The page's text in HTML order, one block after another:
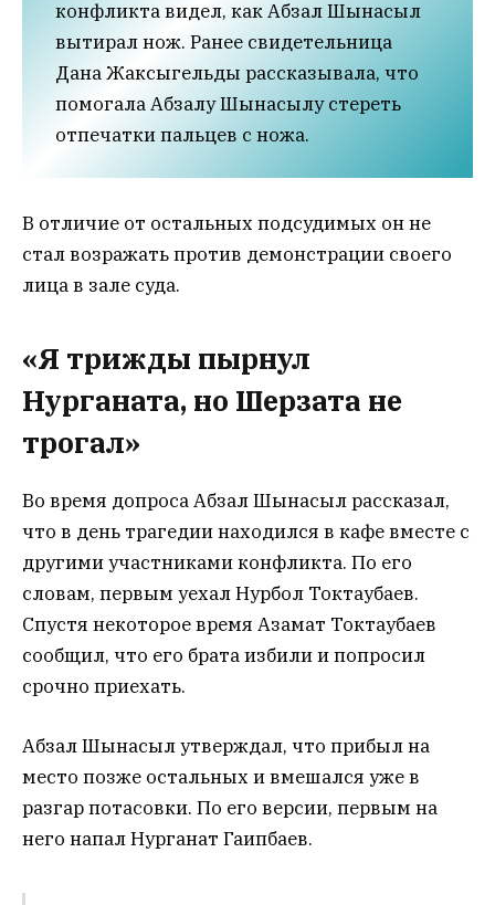
конфликта видел, как Абзал Шынасыл
вытирал нож. Ранее свидетельница
Дана Жаксыгельды рассказывала, что
помогала Абзалу Шынасылу стереть
отпечатки пальцев с ножа.
В отличие от остальных подсудимых он не
стал возражать против демонстрации своего
лица в зале суда.
«Я трижды пырнул
Нурганата, но Шерзата не
трогал»
Во время допроса Абзал Шынасыл рассказал,
что в день трагедии находился в кафе вместе с
другими участниками конфликта. По его
словам, первым уехал Нурбол Токтаубаев.
Спустя некоторое время Азамат Токтаубаев
сообщил, что его брата избили и попросил
срочно приехать.
Абзал Шынасыл утверждал, что прибыл на
место позже остальных и вмешался уже в
разгар потасовки. По его версии, первым на
него напал Нурганат Гаипбаев.